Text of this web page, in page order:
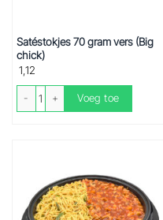
Satéstokjes 70 gram vers (Big
chick)
1,12
Satéstokjes 70 gram vers (Big
Voeg toe